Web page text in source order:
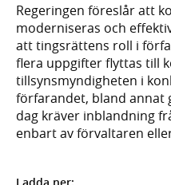
Regeringen föreslår att
moderniseras och
att tingsrättens roll i
flera uppgifter flyttas till
tillsynsmyndigheten i
förfarandet, bland annat
dag kräver inblandning
enbart av förvaltaren